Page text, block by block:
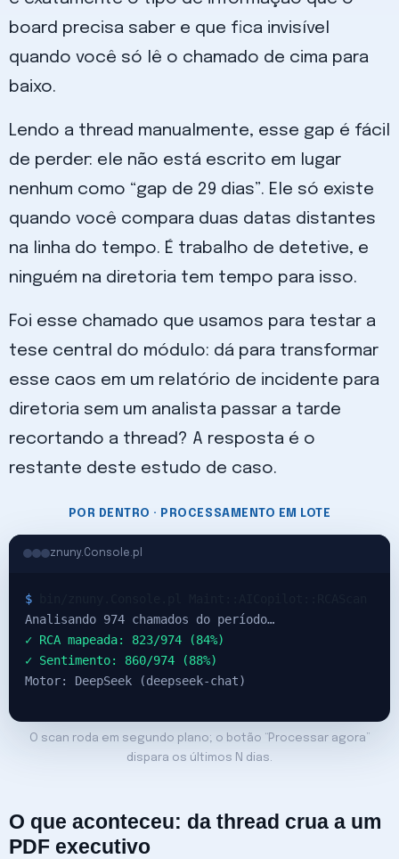
board precisa saber e que fica invisível
quando você só lê o chamado de cima para
baixo.
Lendo a thread manualmente, esse gap é fácil
de perder: ele não está escrito em lugar
nenhum como “gap de 29 dias”. Ele só existe
quando você compara duas datas distantes
na linha do tempo. É trabalho de detetive, e
ninguém na diretoria tem tempo para isso.
Foi esse chamado que usamos para testar a
tese central do módulo: dá para transformar
esse caos em um relatório de incidente para
diretoria sem um analista passar a tarde
recortando a thread? A resposta é o
restante deste estudo de caso.
POR DENTRO · PROCESSAMENTO EM LOTE
znuny.Console.pl
$
Analisando 974 chamados do período…
✓ RCA mapeada: 823/974 (84%)
✓ Sentimento: 860/974 (88%)
Motor: DeepSeek (deepseek-chat)
O scan roda em segundo plano; o botão “Processar agora”
dispara os últimos N dias.
O que aconteceu: da thread crua a um
PDF executivo